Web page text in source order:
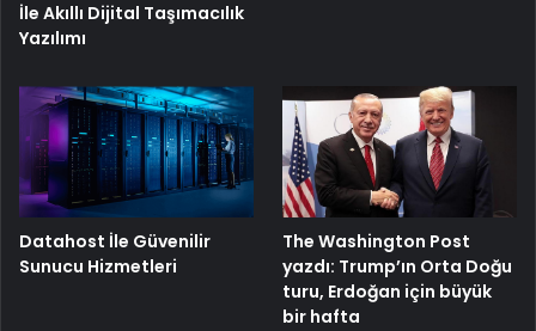
İle Akıllı Dijital Taşımacılık
Yazılımı
Datahost İle Güvenilir
Sunucu Hizmetleri
The Washington Post
yazdı: Trump’ın Orta Doğu
turu, Erdoğan için büyük
bir hafta